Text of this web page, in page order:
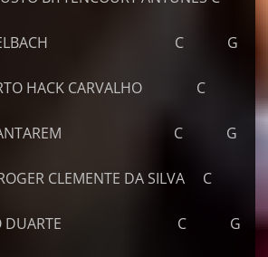
SELBACH C G
HACK CARVALHO C
SANTAREM C G
CLEMENTE DA SILVA C
DUARTE C G